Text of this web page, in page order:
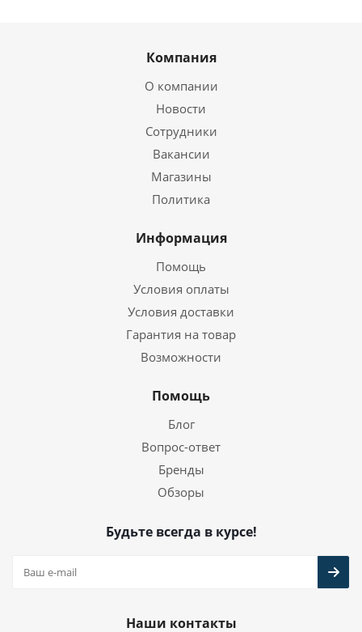
Компания
О компании
Новости
Сотрудники
Вакансии
Магазины
Политика
Информация
Помощь
Условия оплаты
Условия доставки
Гарантия на товар
Возможности
Помощь
Блог
Вопрос-ответ
Бренды
Обзоры
Будьте всегда в курсе!
Наши контакты